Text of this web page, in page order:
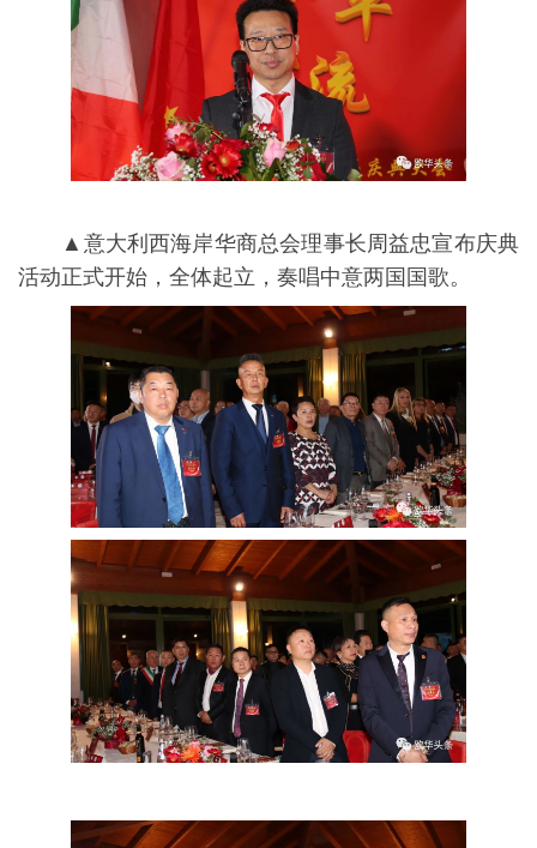
▲意⼤利⻄海岸华商总会理事长周益忠宣布庆典
活动正式开始，全体起⽴，奏唱中意两国国歌。